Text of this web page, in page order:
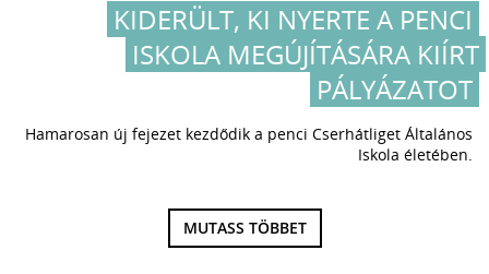
KIDERÜLT, KI NYERTE A PENCI
ISKOLA MEGÚJÍTÁSÁRA KIÍRT
PÁLYÁZATOT
Hamarosan új fejezet kezdődik a penci Cserhátliget Általános
Iskola életében.
MUTASS TÖBBET